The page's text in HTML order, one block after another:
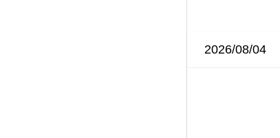
2026/08/04